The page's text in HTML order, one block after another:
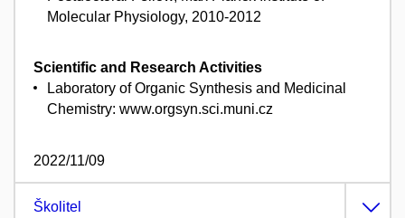
Molecular Physiology, 2010-2012
Scientific and Research Activities
Laboratory of Organic Synthesis and Medicinal
Chemistry: www.orgsyn.sci.muni.cz
2022/11/09
Školitel